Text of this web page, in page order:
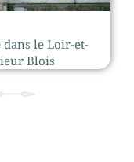
le Loir-et-
Blois